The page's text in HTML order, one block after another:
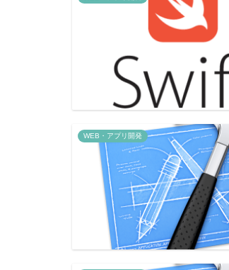
WEB・アプリ開発